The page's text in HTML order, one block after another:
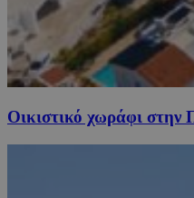
Οικιστικό χωράφι στην